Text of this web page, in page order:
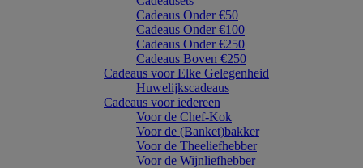
Cadeaus Onder €50
Cadeaus Onder €100
Cadeaus Onder €250
Cadeaus Boven €250
Cadeaus voor Elke Gelegenheid
Huwelijkscadeaus
Cadeaus voor iedereen
Voor de Chef-Kok
Voor de (Banket)bakker
Voor de Theeliefhebber
Voor de Wijnliefhebber